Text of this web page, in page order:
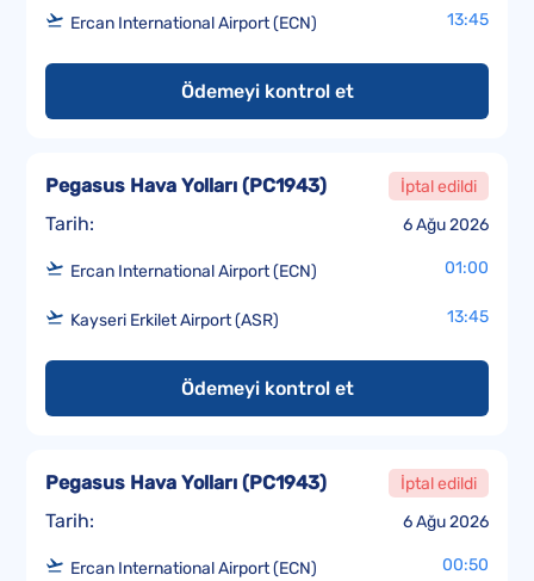
Ercan International Airport (ECN) 13:45
Ödemeyi kontrol et
Tarih: 6 Ağu 2026
Pegasus Hava Yolları (PC1943) İptal edildi
Ercan International Airport (ECN) 01:00
Kayseri Erkilet Airport (ASR) 13:45
Ödemeyi kontrol et
Tarih: 6 Ağu 2026
Pegasus Hava Yolları (PC1943) İptal edildi
Ercan International Airport (ECN) 00:50